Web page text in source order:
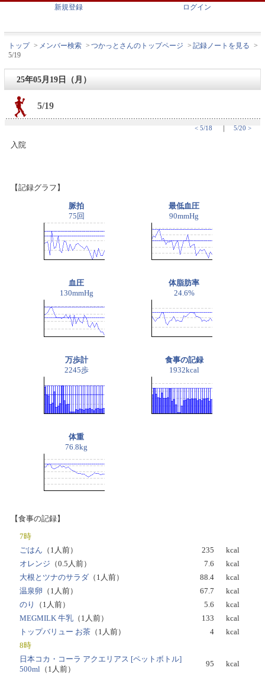
新規登録 ログイン
トップ > メンバー検索 > つかっとさんのトップページ > 記録ノートを見る >
5/19
25年05月19日（月）
5/19
< 5/18 ｜ 5/20 >
入院
【記録グラフ】
脈拍
75回
最低血圧
90mmHg
血圧
130mmHg
体脂肪率
24.6%
万歩計
2245歩
食事の記録
1932kcal
体重
76.8kg
【食事の記録】
7時
ごはん （1人前） 235
kcal
オレンジ （0.5人前） 7.6
kcal
大根とツナのサラダ （1人前） 88.4
kcal
温泉卵 （1人前） 67.7
kcal
のり
（1人前） 5.6
kcal
MEGMILK 牛乳 （1人前） 133
kcal
トップバリュー お茶 （1人前） 4
kcal
8時
日本コカ・コーラ アクエリアス [ペットボトル]
500ml （1人前）
95 kcal